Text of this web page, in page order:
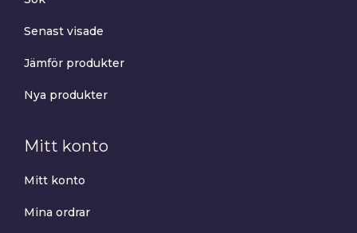
Senast visade
Jämför produkter
Nya produkter
Mitt konto
Mitt konto
Mina ordrar